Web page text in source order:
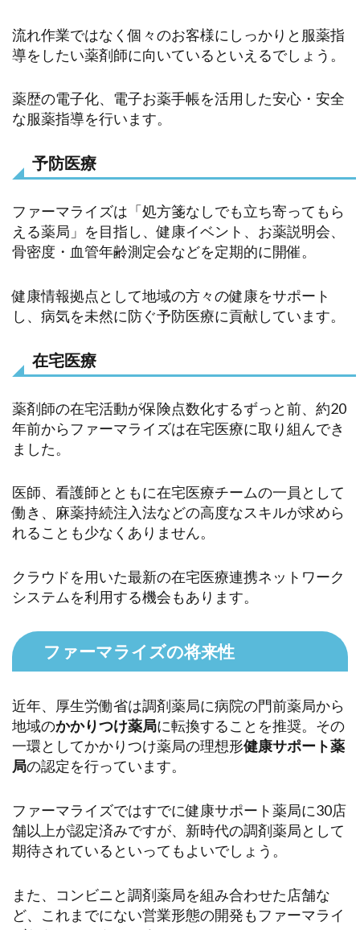
流れ作業ではなく個々のお客様にしっかりと服薬指
導をしたい薬剤師に向いているといえるでしょう。
薬歴の電子化、電子お薬手帳を活用した安心・安全
な服薬指導を行います。
予防医療
ファーマライズは「処方箋なしでも立ち寄ってもら
える薬局」を目指し、健康イベント、お薬説明会、
骨密度・血管年齢測定会などを定期的に開催。
健康情報拠点として地域の方々の健康をサポート
し、病気を未然に防ぐ予防医療に貢献しています。
在宅医療
薬剤師の在宅活動が保険点数化するずっと前、約20
年前からファーマライズは在宅医療に取り組んでき
ました。
医師、看護師とともに在宅医療チームの一員として
働き、麻薬持続注入法などの高度なスキルが求めら
れることも少なくありません。
クラウドを用いた最新の在宅医療連携ネットワーク
システムを利用する機会もあります。
ファーマライズの将来性
近年、厚生労働省は調剤薬局に病院の門前薬局から
地域のかかりつけ薬局に転換することを推奨。その
一環としてかかりつけ薬局の理想形健康サポート薬
局の認定を行っています。
ファーマライズではすでに健康サポート薬局に30店
舗以上が認定済みですが、新時代の調剤薬局として
期待されているといってもよいでしょう。
また、コンビニと調剤薬局を組み合わせた店舗な
ど、これまでにない営業形態の開発もファーマライ